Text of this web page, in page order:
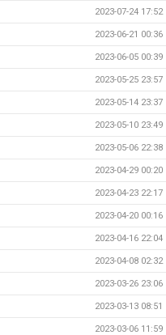
2023-07-24 17:52
2023-06-21 00:36
2023-06-05 00:39
2023-05-25 23:57
2023-05-14 23:37
2023-05-10 23:49
2023-05-06 22:38
2023-04-29 00:20
2023-04-23 22:17
2023-04-20 00:16
2023-04-16 22:04
2023-04-08 02:32
2023-03-26 23:06
2023-03-13 08:51
2023-03-06 11:59